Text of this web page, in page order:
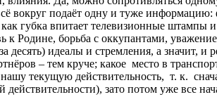
вокруг подаёт одну и туже
губка впитает телевизионные штампы
борьба с оккупантами,
десять) идеалы и стремления, а значит,
– тем круче; какое место в
текущую действительность, т. к.
зато потом уже все